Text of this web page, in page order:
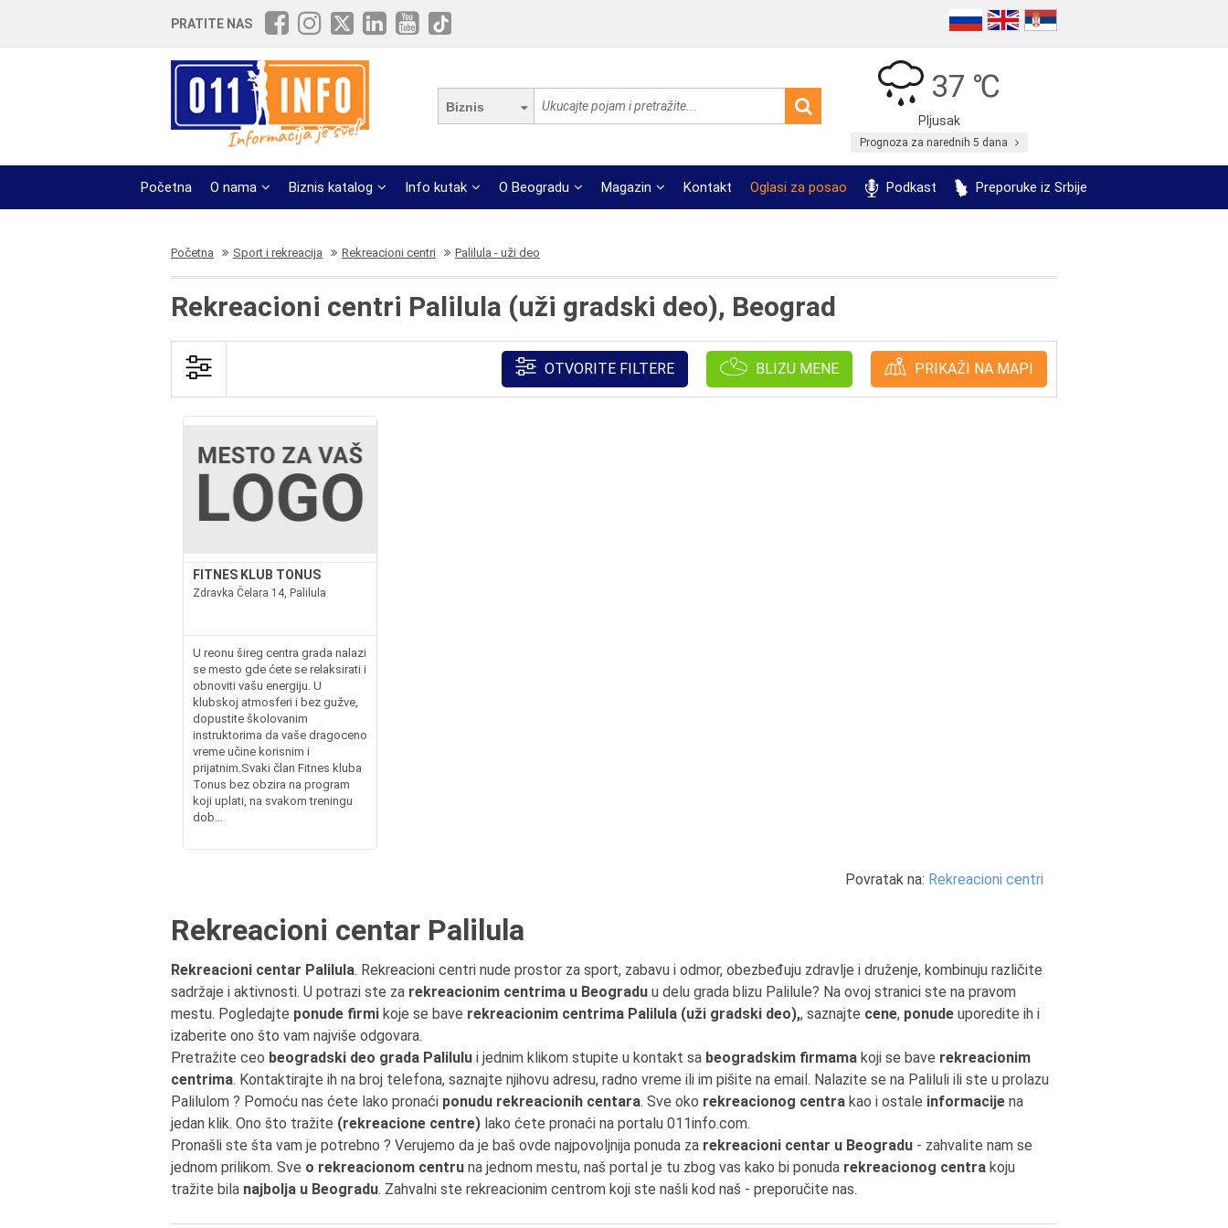
PRATITE NAS
Biznis
37 ℃
Pljusak
Prognoza za narednih 5 dana
Početna O nama Biznis katalog Info kutak O Beogradu Magazin Kontakt Oglasi za posao Podkast Preporuke iz Srbije
Početna Sport i rekreacija Rekreacioni centri Palilula - uži deo
Rekreacioni centri Palilula (uži gradski deo), Beograd
OTVORITE FILTERE BLIZU MENE PRIKAŽI NA MAPI
FITNES KLUB TONUS
Zdravka Čelara 14, Palilula
U reonu šireg centra grada nalazi
se mesto gde ćete se relaksirati i
obnoviti vašu energiju. U
klubskoj atmosferi i bez gužve,
dopustite školovanim
instruktorima da vaše dragoceno
vreme učine korisnim i
prijatnim.Svaki član Fitnes kluba
Tonus bez obzira na program
koji uplati, na svakom treningu
dob...
Povratak na: Rekreacioni centri
Rekreacioni centar Palilula
Rekreacioni centar Palilula. Rekreacioni centri nude prostor za sport, zabavu i odmor, obezbeđuju zdravlje i druženje, kombinuju različite
sadržaje i aktivnosti. U potrazi ste za rekreacionim centrima u Beogradu u delu grada blizu Palilule? Na ovoj stranici ste na pravom
mestu. Pogledajte ponude firmi koje se bave rekreacionim centrima Palilula (uži gradski deo),, saznajte cene, ponude uporedite ih i
izaberite ono što vam najviše odgovara.
Pretražite ceo beogradski deo grada Palilulu i jednim klikom stupite u kontakt sa beogradskim firmama koji se bave rekreacionim
centrima. Kontaktirajte ih na broj telefona, saznajte njihovu adresu, radno vreme ili im pišite na email. Nalazite se na Paliluli ili ste u prolazu
Palilulom ? Pomoću nas ćete lako pronaći ponudu rekreacionih centara. Sve oko rekreacionog centra kao i ostale informacije na
jedan klik. Ono što tražite (rekreacione centre) lako ćete pronaći na portalu 011info.com.
Pronašli ste šta vam je potrebno ? Verujemo da je baš ovde najpovoljnija ponuda za rekreacioni centar u Beogradu - zahvalite nam se
jednom prilikom. Sve o rekreacionom centru na jednom mestu, naš portal je tu zbog vas kako bi ponuda rekreacionog centra koju
tražite bila najbolja u Beogradu. Zahvalni ste rekreacionim centrom koji ste našli kod naš - preporučite nas.